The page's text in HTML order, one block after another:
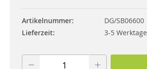
Artikelnummer
DG/SB06600
Lieferzeit
3-5 Werktage